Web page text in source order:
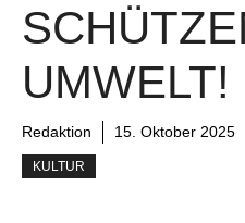
UMWELT!
Redaktion 15. Oktober 2025
KULTUR